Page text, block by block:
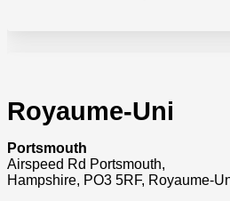
Royaume-Uni
Portsmouth
Airspeed Rd Portsmouth,
Hampshire, PO3 5RF, Royaume-